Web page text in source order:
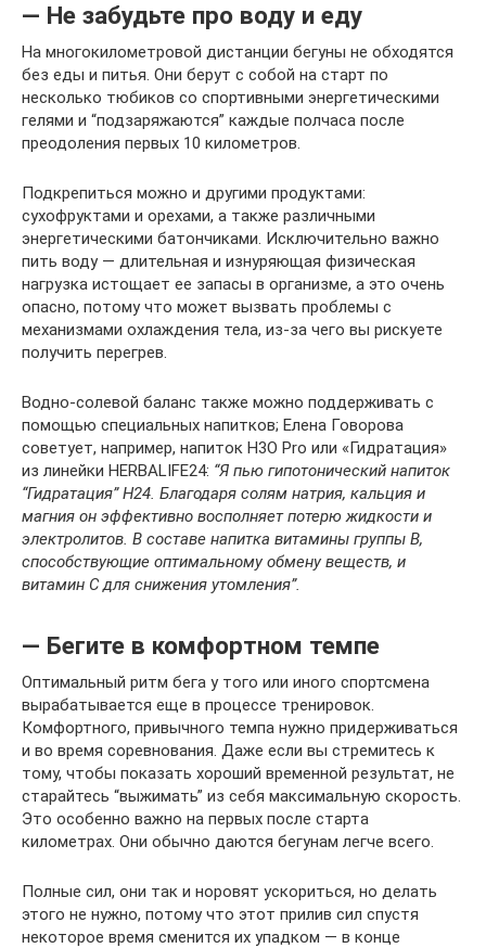
— Не забудьте про воду и еду
На многокилометровой дистанции бегуны не обходятся
без еды и питья. Они берут с собой на старт по
несколько тюбиков со спортивными энергетическими
гелями и “подзаряжаются” каждые полчаса после
преодоления первых 10 километров.
Подкрепиться можно и другими продуктами:
сухофруктами и орехами, а также различными
энергетическими батончиками. Исключительно важно
пить воду — длительная и изнуряющая физическая
нагрузка истощает ее запасы в организме, а это очень
опасно, потому что может вызвать проблемы с
механизмами охлаждения тела, из-за чего вы рискуете
получить перегрев.
Водно-солевой баланс также можно поддерживать с
помощью специальных напитков; Елена Говорова
советует, например, напиток H3O Pro или «Гидратация»
из линейки HERBALIFE24: “Я пью гипотонический напиток
“Гидратация” H24. Благодаря солям натрия, кальция и
магния он эффективно восполняет потерю жидкости и
электролитов. В составе напитка витамины группы В,
способствующие оптимальному обмену веществ, и
витамин С для снижения утомления”.
— Бегите в комфортном темпе
Оптимальный ритм бега у того или иного спортсмена
вырабатывается еще в процессе тренировок.
Комфортного, привычного темпа нужно придерживаться
и во время соревнования. Даже если вы стремитесь к
тому, чтобы показать хороший временной результат, не
старайтесь “выжимать” из себя максимальную скорость.
Это особенно важно на первых после старта
километрах. Они обычно даются бегунам легче всего.
Полные сил, они так и норовят ускориться, но делать
этого не нужно, потому что этот прилив сил спустя
некоторое время сменится их упадком — в конце